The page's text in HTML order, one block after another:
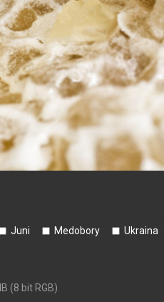
Juni Medobory
Ukraina
(8 bit RGB)